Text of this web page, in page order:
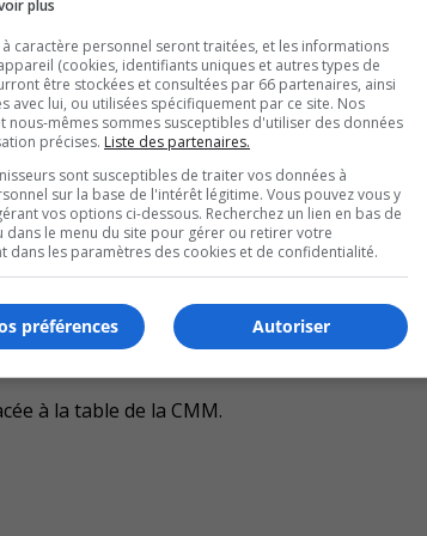
occupait ce siège de membre depuis son
présidente, (Longueuil) et Jean Martel
remplacer Mme Assaad par M. Brodeur a,
00:00
faire.
à la table de la CMM.
plus
caractère personnel seront traitées, et les informations
(cookies, identifiants uniques et autres types de
être stockées et consultées par 66 partenaires, ainsi
avec lui, ou utilisées spécifiquement par ce site. Nos
nous-mêmes sommes susceptibles d'utiliser des données
précises. Liste des partenaires.
sont susceptibles de traiter vos données à
sur la base de l'intérêt légitime. Vous pouvez vous y
vos options ci-dessous. Recherchez un lien en bas de
dans le menu du site pour gérer ou retirer votre
dans les paramètres des cookies et de confidentialité.
Autoriser
préférences